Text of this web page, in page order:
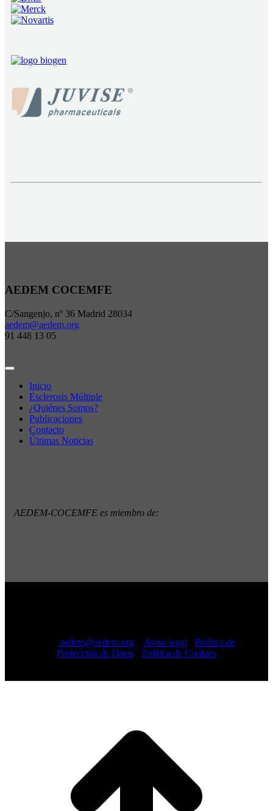
AEDEM COCEMFE
C/Sangenjo, nº 36 Madrid 28034
aedem@aedem.org
91 448 13 05
Inicio
Esclerosis Múltiple
¿Quiénes Somos?
Publicaciones
Contacto
Últimas Noticias
AEDEM-COCEMFE es miembro de:
aedem@aedem.org// Aviso legal
Política de
Protección de Datos
Política de Cookies